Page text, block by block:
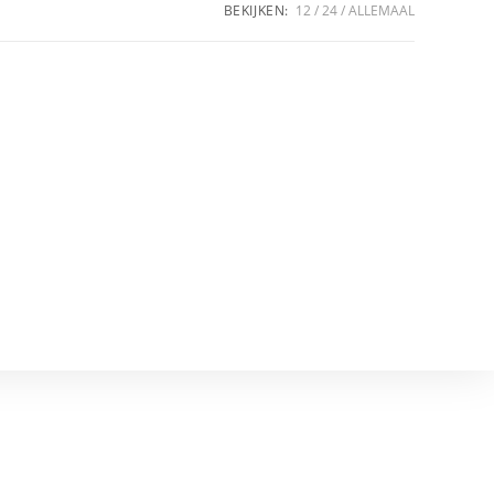
BEKIJKEN: 12 24 ALLEMAAL